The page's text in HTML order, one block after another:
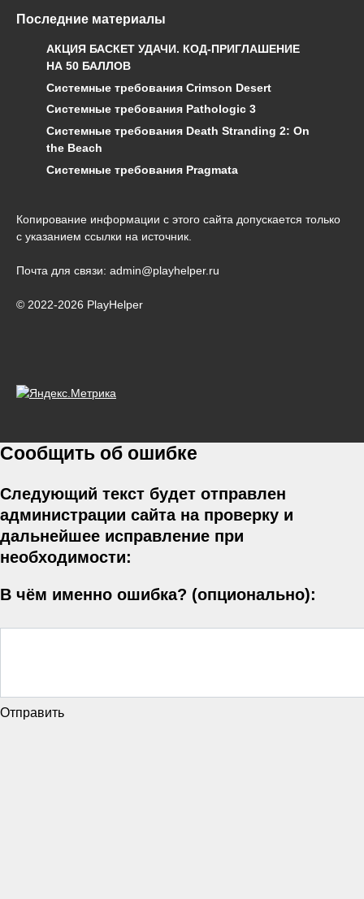
Последние материалы
АКЦИЯ БАСКЕТ УДАЧИ. КОД-ПРИГЛАШЕНИЕ
НА 50 БАЛЛОВ
Системные требования Crimson Desert
Системные требования Pathologic 3
Системные требования Death Stranding 2: On
the Beach
Системные требования Pragmata
Копирование информации с этого сайта допускается только
с указанием ссылки на источник.
Почта для связи: admin@playhelper.ru
© 2022-2026 PlayHelper
Сообщить об ошибке
Следующий текст будет отправлен
администрации сайта на проверку и
дальнейшее исправление при
необходимости:
В чём именно ошибка? (опционально):
Отправить